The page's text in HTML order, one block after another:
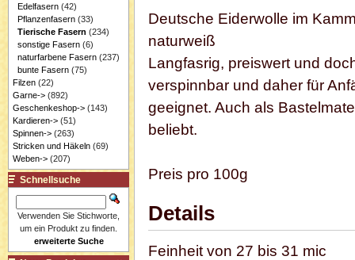
Deutsche Eiderwolle im
naturweiß
Langfasrig, preiswert und
verspinnbar und daher für
geeignet. Auch als
beliebt.
Preis pro 100g
Details
Feinheit von 27 bis 31 mic
Edelfasern(42)
Pflanzenfasern(33)
Tierische Fasern (234)
sonstige Fasern(6)
naturfarbene Fasern(237)
bunte Fasern(75)
Filzen(22)
Garne->(892)
Geschenkeshop->(143)
Kardieren->(51)
Spinnen->(263)
Stricken und Häkeln(69)
Weben->(207)
Schnellsuche
Verwenden Sie Stichworte,
um ein Produkt zu finden.
erweiterte Suche